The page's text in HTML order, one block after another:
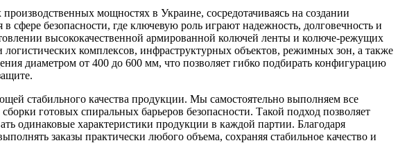
мощностях в Украине, сосредотачиваясь на создании
безопасности, где ключевую роль играют надежность, долговечность и
высококачественной армированной колючей ленты и колюче-режущих
комплексов, инфраструктурных объектов, режимных зон, а также
диаметром от 400 до 600 мм, что позволяет гибко подбирать конфигурацию
стабильного качества продукции. Мы самостоятельно выполняем все
готовых спиральных барьеров безопасности. Такой подход позволяет
одинаковые характеристики продукции в каждой партии. Благодаря
заказы практически любого объема, сохраняя стабильное качество и